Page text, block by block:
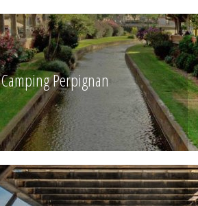
Camping Perpignan